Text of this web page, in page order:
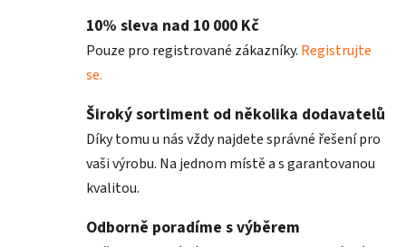
10% sleva nad 10 000 Kč
Pouze pro registrované zákazníky. Registrujte
se.
Široký sortiment od několika dodavatelů
Díky tomu u nás vždy najdete správné řešení pro
vaši výrobu. Na jednom místě a s garantovanou
kvalitou.
Odborně poradíme s výběrem